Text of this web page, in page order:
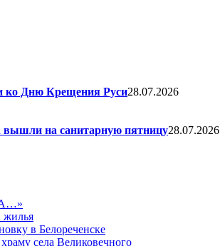
ко Дню Крещения Руси28.07.2026
вышли на санитарную пятницу28.07.2026
жилья
в Белореченске
села Великовечного